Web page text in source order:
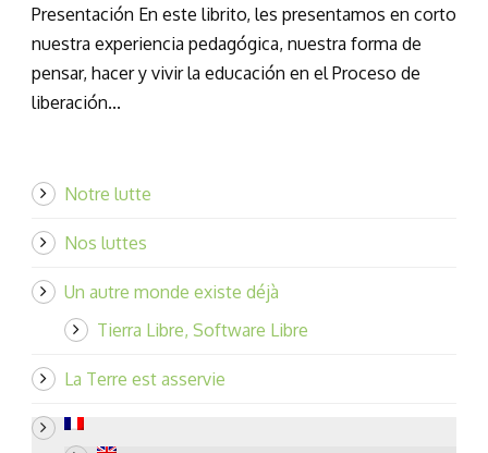
Presentación En este librito, les presentamos en corto
nuestra experiencia pedagógica, nuestra forma de
pensar, hacer y vivir la educación en el Proceso de
liberación...
Notre lutte
Nos luttes
Un autre monde existe déjà
Tierra Libre, Software Libre
La Terre est asservie